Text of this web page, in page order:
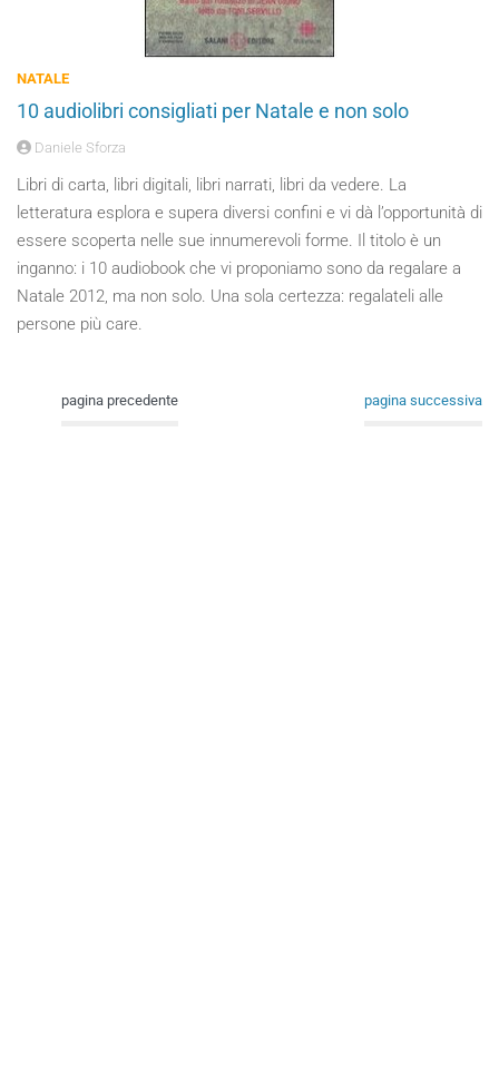
NATALE
10 audiolibri consigliati per Natale e non solo
Daniele Sforza
Libri di carta, libri digitali, libri narrati, libri da vedere. La
letteratura esplora e supera diversi confini e vi dà l’opportunità di
essere scoperta nelle sue innumerevoli forme. Il titolo è un
inganno: i 10 audiobook che vi proponiamo sono da regalare a
Natale 2012, ma non solo. Una sola certezza: regalateli alle
persone più care.
pagina precedente pagina successiva